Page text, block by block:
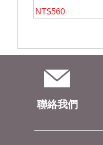
NT$560
聯絡我們